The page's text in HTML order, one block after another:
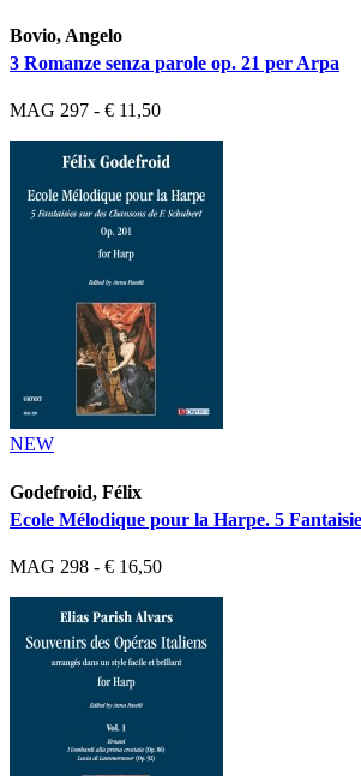
Bovio, Angelo
3 Romanze senza parole op. 21 per Arpa
MAG 297 - € 11,50
NEW
Godefroid, Félix
Ecole Mélodique pour la Harpe. 5
MAG 298 - € 16,50